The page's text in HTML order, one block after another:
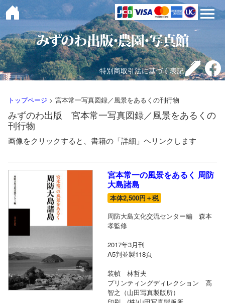
toggle
特別商取引法に基づく表記
トップページ > 宮本常一写真図録／風景をあるくの刊行物
みずのわ出版 宮本常一写真図録／風景をあるくの
刊行物
画像をクリックすると、書籍の「詳細」ヘリンクします
宮本常一の風景をあるく 周防
大島諸島
本体2,500円＋税
周防大島文化交流センター編 森本
孝監修
2017年3月刊
A5判並製118頁
装幀 林哲夫
プリンティングディレクション 高
智之（山田写真製版所）